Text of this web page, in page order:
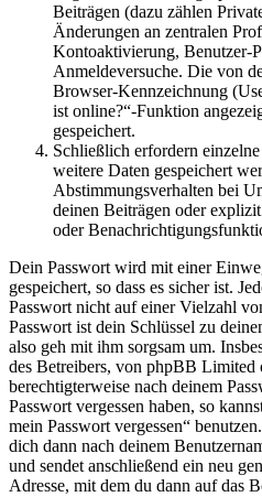
Beiträgen (dazu zählen
Änderungen an zentralen
Kontoaktivierung, Benutzer-
Anmeldeversuche. Die von
Browser-Kennzeichnung
ist online?“-Funktion
gespeichert.
Schließlich erfordern
weitere Daten gespeichert
Abstimmungsverhalten bei
deinen Beiträgen oder
oder
Dein Passwort wird mit einer
gespeichert, so dass es sicher ist.
Passwort nicht auf einer Vielzahl
Passwort ist dein Schlüssel zu
also geh mit ihm sorgsam um.
des Betreibers, von phpBB Limited
berechtigterweise nach deinem
Passwort vergessen haben, so
mein Passwort vergessen“
dich dann nach deinem
und sendet anschließend ein neu
Adresse, mit dem du dann auf das